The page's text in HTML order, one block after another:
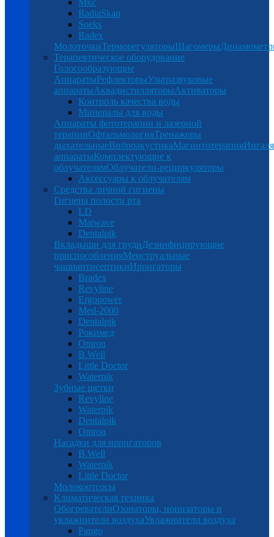
Мкс
RadiaSkan
Soeks
Radex
МолоточкиТерморегуляторыШагомеры
Терапевтическое оборудование
Голосообразующие
АппаратыРефлекторыУльтразвуковые
аппаратыАквадистилляторыАктиваторы
Контроль качества воды
Минералы для воды
Аппараты фототерапии и лазерной
терапииОфтальмологияТренажеры
дыхательныеВиброакустикаМагнитотерапия
аппаратыКомплектующие к
облучателямОблучатели-рециркуляторы
Аксессуары к облучателям
Средства личной гигиены
Гигиена полости рта
LD
Matwave
Dentalpik
Вкладыши для грудиДезинфицирующие
приспособленияМенструальные
чашиантисептикиИрригаторы
Bradex
Revyline
Ergopower
Med-2000
Dentalpik
Рокимед
Omron
B.Well
Little Doctor
Waterpik
Зубные щетки
Revyline
Waterpik
Dentalpik
Omron
Насадки для ирригаторов
B.Well
Waterpik
Little Doctor
Молокоотсосы
Климатическая техника
ОбогревателиОзонаторы, ионизаторы и
увлажнители воздухаУвлажнители воздуха
Pango